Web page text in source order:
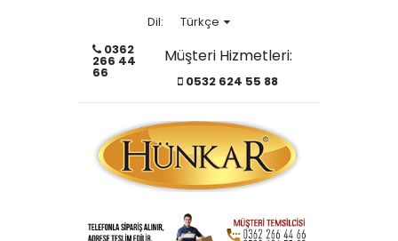
Dil: Türkçe
Türkçe
English
0362
266 44
66
Müşteri Hizmetleri:
0532 624 55 88